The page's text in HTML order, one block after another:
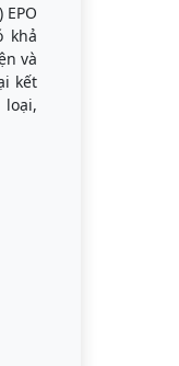
khả
và
kết
loại,